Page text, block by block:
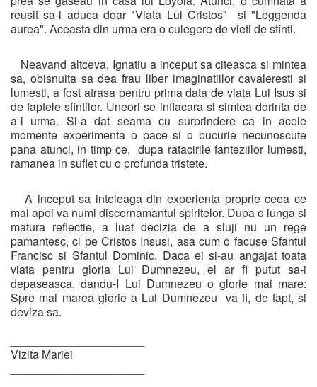
reusit sa-i aduca doar "Viata Lui Cristos" si "Leggenda
aurea". Aceasta din urma era o culegere de vieti de sfinti.
Neavand altceva, Ignatiu a inceput sa citeasca si mintea
sa, obisnuita sa dea frau liber imaginatiilor cavaleresti si
lumesti, a fost atrasa pentru prima data de viata Lui Isus si
de faptele sfintilor. Uneori se inflacara si simtea dorinta de
a-i urma. Si-a dat seama cu surprindere ca in acele
momente experimenta o pace si o bucurie necunoscute
pana atunci, in timp ce, dupa ratacirile fanteziilor lumesti,
ramanea in suflet cu o profunda tristete.
A inceput sa inteleaga din experienta proprie ceea ce
mai apoi va numi discernamantul spiritelor. Dupa o lunga si
matura reflectie, a luat decizia de a sluji nu un rege
pamantesc, ci pe Cristos Insusi, asa cum o facuse Sfantul
Francisc si Sfantul Dominic. Daca ei si-au angajat toata
viata pentru gloria Lui Dumnezeu, el ar fi putut sa-i
depaseasca, dandu-I Lui Dumnezeu o glorie mai mare:
Spre mai marea glorie a Lui Dumnezeu va fi, de fapt, si
deviza sa.
Vizita Mariei